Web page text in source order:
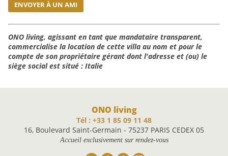
ENVOYER À UN AMI
ONO living, agissant en tant que mandataire transparent,
commercialise la location de cette villa au nom et pour le
compte de son propriétaire gérant dont l'adresse et (ou) le
siège social est situé : Italie
ONO living
Tél : +33 1 85 09 11 48
16, Boulevard Saint-Germain - 75237 PARIS CEDEX 05
Accueil exclusivement sur rendez-vous